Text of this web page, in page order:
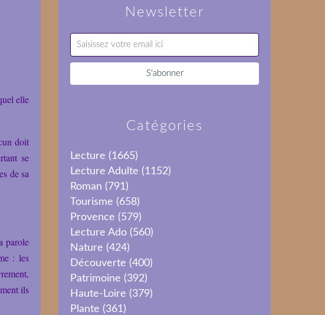
elle
doit
se
de sa
parole
: les
ils
Newsletter
Catégories
Lecture (1665)
Lecture Adulte (1152)
Roman (791)
Tourisme (658)
Provence (579)
Lecture Ado (560)
Nature (424)
Découverte (400)
Patrimoine (392)
Haute-Loire (379)
Plante (361)